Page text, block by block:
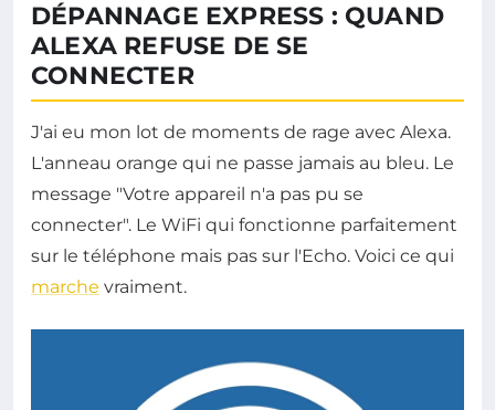
DÉPANNAGE EXPRESS : QUAND
ALEXA REFUSE DE SE
CONNECTER
J'ai eu mon lot de moments de rage avec Alexa.
L'anneau orange qui ne passe jamais au bleu. Le
message "Votre appareil n'a pas pu se
connecter". Le WiFi qui fonctionne parfaitement
sur le téléphone mais pas sur l'Echo. Voici ce qui
marche vraiment.